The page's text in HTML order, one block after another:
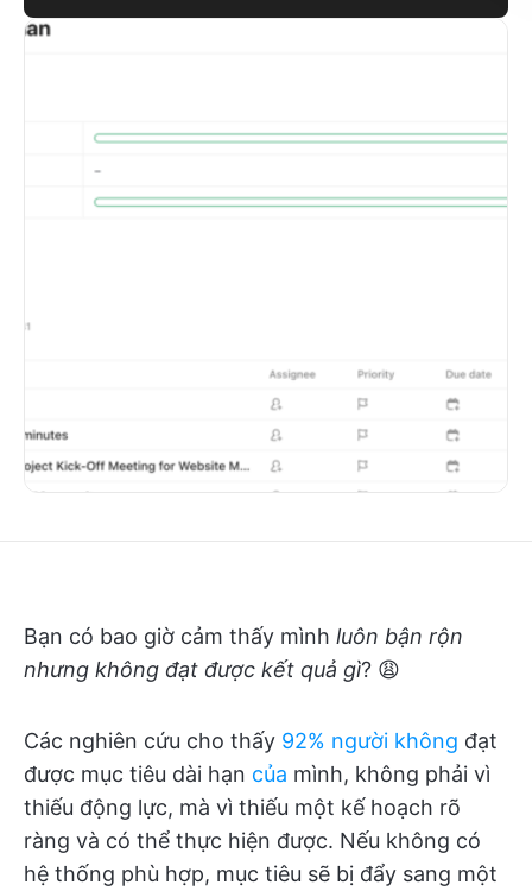
Bạn có bao giờ cảm thấy mình luôn bận rộn
nhưng không đạt được kết quả gì? 😩
Các nghiên cứu cho thấy 92% người không đạt
được mục tiêu dài hạn của mình, không phải vì
thiếu động lực, mà vì thiếu một kế hoạch rõ
ràng và có thể thực hiện được. Nếu không có
hệ thống phù hợp, mục tiêu sẽ bị đẩy sang một